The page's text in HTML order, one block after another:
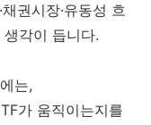
권시장·유동성 흐
각이 듭니다.
는,
가 움직이는지를